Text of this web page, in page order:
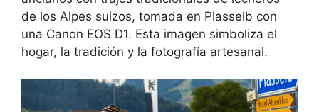
de los Alpes suizos, tomada en Plasselb con
una Canon EOS D1. Esta imagen simboliza el
hogar, la tradición y la fotografía artesanal.